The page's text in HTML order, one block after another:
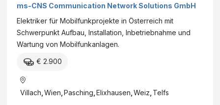
ms-CNS Communication Network Solutions GmbH
Elektriker für Mobilfunkprojekte in Österreich mit
Schwerpunkt Aufbau, Installation, Inbetriebnahme und
Wartung von Mobilfunkanlagen.
€ 2.900
Villach Wien Pasching Elixhausen Weiz Telfs